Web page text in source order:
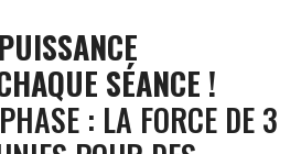
SÉANCE !
: LA FORCE DE 3